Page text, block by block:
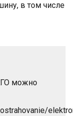
в том числе
можно